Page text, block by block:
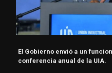
El Gobierno envió a un
conferencia anual de la UIA.